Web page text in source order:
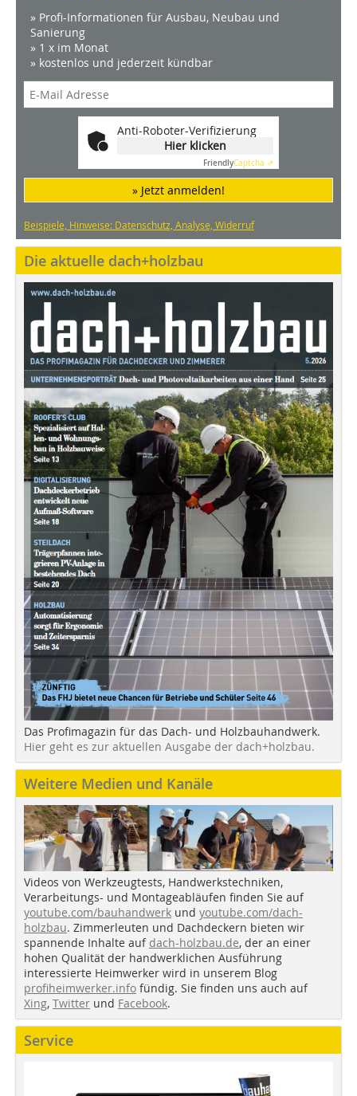
» Profi-Informationen für Ausbau, Neubau und
Sanierung
» 1 x im Monat
» kostenlos und jederzeit kündbar
Anti-Roboter-Verifizierung
Hier klicken
FriendlyCaptcha ⇗
» Jetzt anmelden!
Beispiele, Hinweise: Datenschutz, Analyse, Widerruf
Die aktuelle dach+holzbau
Das Profimagazin für das Dach- und Holzbauhandwerk.
Hier geht es zur aktuellen Ausgabe der dach+holzbau.
Weitere Medien und Kanäle
Videos von Werkzeugtests, Handwerkstechniken,
Verarbeitungs- und Montageabläufen finden Sie auf
youtube.com/bauhandwerk und youtube.com/dach-
holzbau. Zimmerleuten und Dachdeckern bieten wir
spannende Inhalte auf dach-holzbau.de, der an einer
hohen Qualität der handwerklichen Ausführung
interessierte Heimwerker wird in unserem Blog
profiheimwerker.info fündig. Sie finden uns auch auf
Xing, Twitter und Facebook.
Service